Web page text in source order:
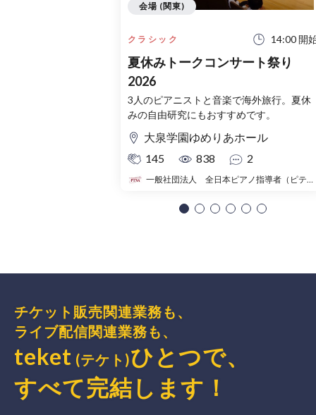
クラシック 14:00 開
夏休みトークコンサート祭り
2026
3人のピアニストと音楽で海外旅行。夏休
みの自由研究にもおすすめです。
大泉学園ゆめりあホール
145
838 2
一般社団法人 全日本ピアノ指導者（ピティナ）
会場 (関東)
チケット販売関連業務も、
ライブ配信関連業務も、
teket (テケト)ひとつで、
すべて完結 します ！